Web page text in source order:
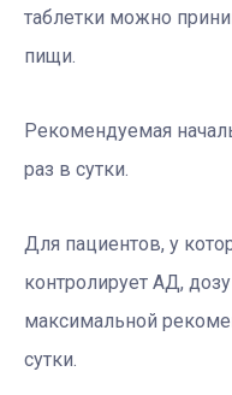
таблетки можно
пищи.
Рекомендуемая
раз в сутки.
Для пациентов, у
контролирует АД,
максимальной
сутки.